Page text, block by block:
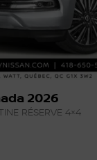
2026
RÉSERVE 4×4